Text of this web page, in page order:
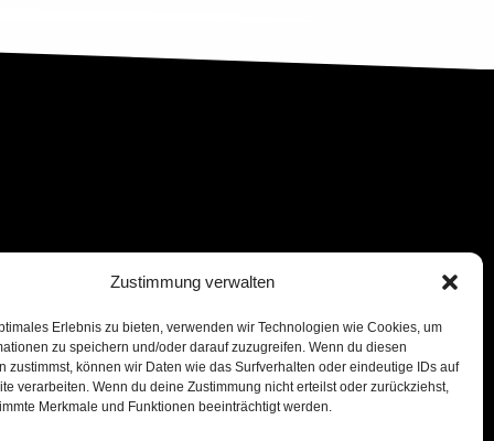
Zustimmung verwalten
Erlebnis zu bieten, verwenden wir Technologien wie Cookies, um
zu speichern und/oder darauf zuzugreifen. Wenn du diesen
zustimmst, können wir Daten wie das Surfverhalten oder eindeutige IDs auf
verarbeiten. Wenn du deine Zustimmung nicht erteilst oder zurückziehst,
Merkmale und Funktionen beeinträchtigt werden.